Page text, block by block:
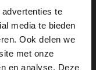
te
media te bieden
Ook delen we
met onze
en analyse. Deze
beschermd bent
is wel aanbevolen